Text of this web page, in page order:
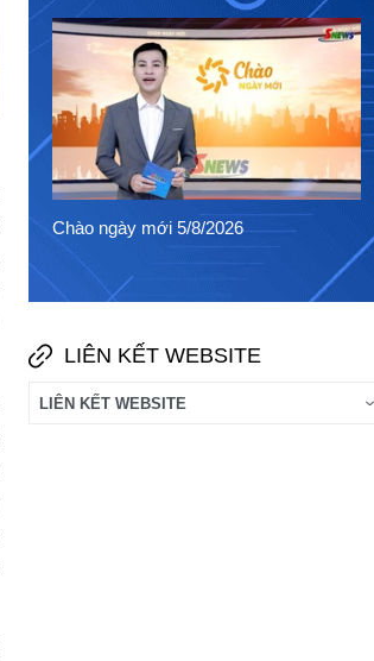
Chào ngày mới 5/8/2026
LIÊN KẾT WEBSITE